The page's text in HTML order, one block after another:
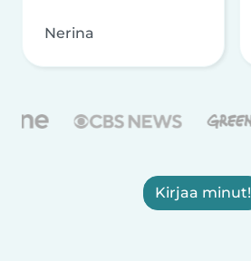
Nerina
Kirjaa minut!